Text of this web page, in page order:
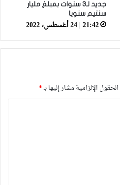
جديد لـ3 سنوات بمبلغ مليار
سنتيم سنويا
21:42 | 24 أغسطس، 2022
الحقول الإلزامية مشار إليها بـ*